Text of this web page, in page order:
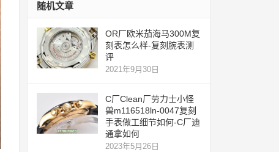
随机文章
OR厂欧米茄海马300M复
刻表怎么样-复刻腕表测
评
2021年9月30日
C厂Clean厂劳力士小怪
兽m116518ln-0047复刻
手表做工细节如何-C厂迪
通拿如何
2023年5月26日